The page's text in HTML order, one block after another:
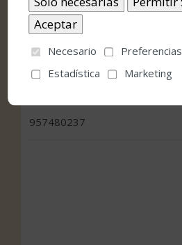
Avda Gran Capitán, 3
957480237
Necesario
Preferencias
Estadística
Marketing